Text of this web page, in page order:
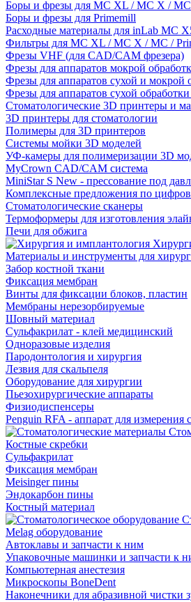
Боры и фрезы для MC XL / MC X / MC
Боры и фрезы для Primemill
Расходные материалы для inLab MC
Фильтры для MC XL / MC X / MC /
Фрезы VHF (для CAD/CAM фрезера)
Фрезы для аппаратов мокрой
Фрезы для аппаратов сухой и мокрой
Фрезы для аппаратов сухой
Стоматологические 3D принтеры и
3D принтеры для стоматологии
Полимеры для 3D принтеров
Системы мойки 3D моделей
УФ-камеры для полимеризации 3D
MyCrown CAD/CAM система
MiniStar S New - прессование под
Комплексные предложения по
Стоматологические сканеры
Термоформеры для изготовления
Печи для обжига
Материалы и инструменты для
Забор костной ткани
Фиксация мембран
Винты для фиксации блоков, пластин
Мембраны нерезорбируемые
Шовный материал
Сульфакрилат - клей медицинский
Одноразовые изделия
Пародонтология и хирургия
Лезвия для скальпеля
Оборудование для хирургии
Пьезохирургические аппараты
Физиодиспенсеры
Penguin RFA - аппарат для измерения
Костные скребки
Сульфакрилат
Фиксация мембран
Meisinger пины
Эндокарбон пины
Костный материал
Melag оборудование
Автоклавы и запчасти к ним
Упаковочные машинки и запчасти к
Компьютерная анестезия
Микроскопы BoneDent
Наконечники для абразивной чистки